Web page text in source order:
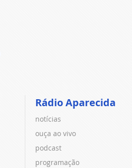
Rádio Aparecida
notícias
ouça ao vivo
podcast
programação